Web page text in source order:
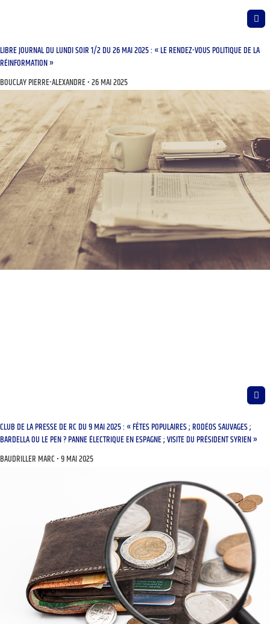
LIBRE JOURNAL DU LUNDI SOIR 1/2 DU 26 MAI 2025 : « LE RENDEZ-VOUS POLITIQUE DE LA
RÉINFORMATION »
BOUCLAY PIERRE-ALEXANDRE 26 MAI 2025
CLUB DE LA PRESSE DE RC DU 9 MAI 2025 : « FÊTES POPULAIRES ; RODÉOS SAUVAGES ;
BARDELLA OU LE PEN ? PANNE ÉLECTRIQUE EN ESPAGNE ; VISITE DU PRÉSIDENT SYRIEN »
BAUDRILLER MARC 9 MAI 2025